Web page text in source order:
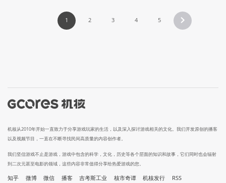
1 2 3 4 5
机核从2010年开始一直致力于分享游戏玩家的生活，以及深入探讨游戏相关的文化。我们开发原创的播客
以及视频节目，一直在不断寻找民间高质量的内容创作者。
我们坚信游戏不止是游戏，游戏中包含的科学，文化，历史等各个层面的知识和故事，它们同时也会辐射
到二次元甚至电影的领域，这些内容非常值得分享给热爱游戏的您。
知乎 微博 微信 播客 吉考斯工业 核市奇谭 机核发行 RSS